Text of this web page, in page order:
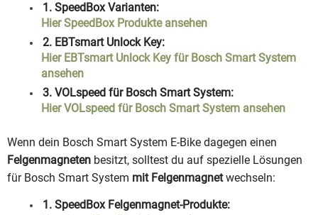
1. SpeedBox Varianten:
Hier SpeedBox Produkte ansehen
2. EBTsmart Unlock Key:
Hier EBTsmart Unlock Key für Bosch Smart System
ansehen
3. VOLspeed für Bosch Smart System:
Hier VOLspeed für Bosch Smart System ansehen
Wenn dein Bosch Smart System E-Bike dagegen einen
Felgenmagneten besitzt, solltest du auf spezielle Lösungen
für Bosch Smart System mit Felgenmagnetwechseln:
1. SpeedBox Felgenmagnet-Produkte: